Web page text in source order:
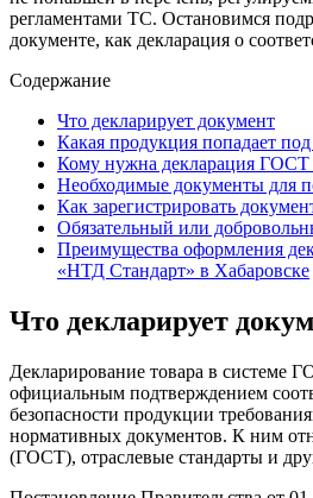
регламентами ТС. Остановимся
документе, как декларация о
Содержание
Что декларирует документ
Какая продукция попадает
Кому нужна декларация ГОСТ
Необходимые документы для
Как зарегистрировать
Обязательный или
Преимущества оформления
«НТД Стандарт» в Хабаровске
Что декларирует
Декларирование товара в системе
официальным подтверждением
безопасности продукции
нормативных документов. К ним
(ГОСТ), отраслевые стандарты и